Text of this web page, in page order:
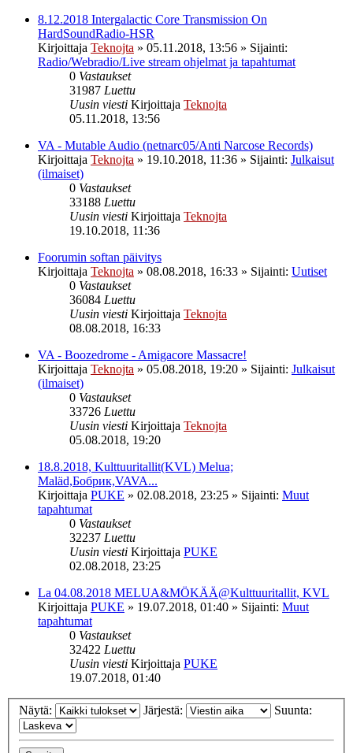
8.12.2018 Intergalactic Core Transmission On
HardSoundRadio-HSR
Kirjoittaja Teknojta » 05.11.2018, 13:56 » Sijainti:
Radio/Webradio/Live stream ohjelmat ja tapahtumat
0 Vastaukset
31987 Luettu
Uusin viesti Kirjoittaja Teknojta
05.11.2018, 13:56
VA - Mutable Audio (netnarc05/Anti Narcose Records)
Kirjoittaja Teknojta » 19.10.2018, 11:36 » Sijainti: Julkaisut
(ilmaiset)
0 Vastaukset
33188 Luettu
Uusin viesti Kirjoittaja Teknojta
19.10.2018, 11:36
Foorumin softan päivitys
Kirjoittaja Teknojta » 08.08.2018, 16:33 » Sijainti: Uutiset
0 Vastaukset
36084 Luettu
Uusin viesti Kirjoittaja Teknojta
08.08.2018, 16:33
VA - Boozedrome - Amigacore Massacre!
Kirjoittaja Teknojta » 05.08.2018, 19:20 » Sijainti: Julkaisut
(ilmaiset)
0 Vastaukset
33726 Luettu
Uusin viesti Kirjoittaja Teknojta
05.08.2018, 19:20
18.8.2018, Kulttuuritallit(KVL) Melua;
Maläd,Бобрик,VAVA...
Kirjoittaja PUKE » 02.08.2018, 23:25 » Sijainti: Muut
tapahtumat
0 Vastaukset
32237 Luettu
Uusin viesti Kirjoittaja PUKE
02.08.2018, 23:25
La 04.08.2018 MELUA&MÖKÄÄ@Kulttuuritallit, KVL
Kirjoittaja PUKE » 19.07.2018, 01:40 » Sijainti: Muut
tapahtumat
0 Vastaukset
32422 Luettu
Uusin viesti Kirjoittaja PUKE
19.07.2018, 01:40
Näytä: Järjestä: Suunta: